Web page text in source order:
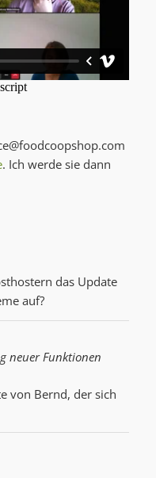
. Ich werde sie dann
das Update
auf?
neuer Funktionen
von Bernd, der sich